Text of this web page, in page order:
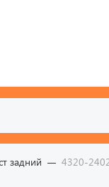
задний 4320-